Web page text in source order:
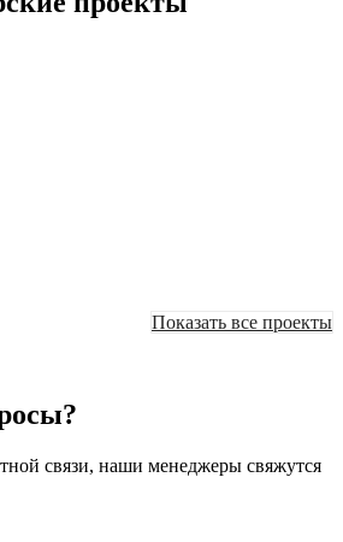
Показать все проекты
связи, наши менеджеры свяжутся